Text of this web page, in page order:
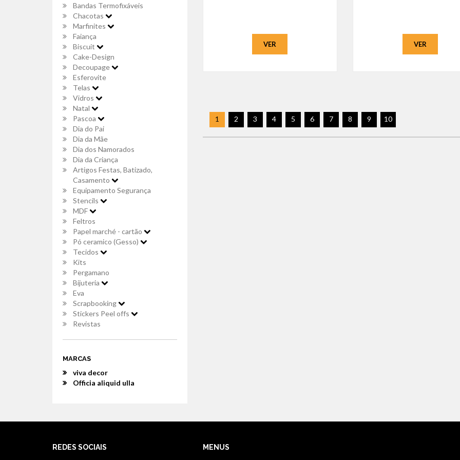
Bandas Termofixáveis
Chacotas
Marfinites
Faiança
Biscuit
Cake-Design
Decoupage
Esferovite
Telas
Vidros
Natal
Pascoa
Dia do Pai
Dia da Mãe
Dia dos Namorados
Dia da Criança
Artigos Festas, Batizado,
Casamento
Equipamento Segurança
Stencils
MDF
Feltros
Papel marché - cartão
Pó ceramico (Gesso)
Tecidos
Kits
Pergamano
Bijuteria
Eva
Scrapbooking
Stickers Peel offs
Revistas
MARCAS
viva decor
Officia aliquid ulla
VER VER
1 2 3 4 5 6 7 8 9 10
REDES SOCIAIS MENUS